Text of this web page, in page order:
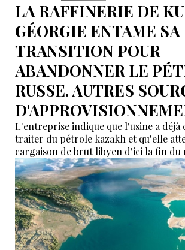
LA RAFFINERIE DE
GÉORGIE ENTAME SA
TRANSITION POUR
ABANDONNER LE
RUSSE. AUTRES
L'entreprise indique que l'usine a déjà
traiter du pétrole kazakh et qu'elle
cargaison de brut libyen d'ici la fin du